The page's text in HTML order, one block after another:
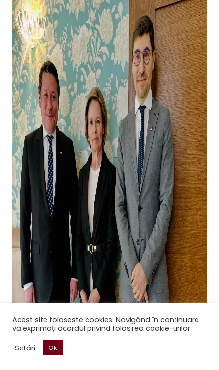
Acest site foloseste cookies. Navigând în continuare
vă exprimați acordul privind folosirea cookie-urilor.
Setări
Ok